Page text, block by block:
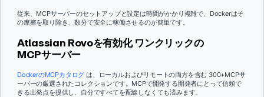
従来、MCPサーバーのセットアップと設定は時間がかかり複雑で、Dockerはそ
の摩擦を取り除き、数分で安全に稼働させるのが簡単です。
Atlassian Rovoを有効化 ワンクリックの
MCPサーバー
DockerのMCPカタログ は、ローカルおよびリモートの両方を含む 300+MCPサ
ーバーの厳選されたコレクションです。MCPで開発する開発者にとって信頼で
きる出発点を提供し、自分ですべてを配線しなくても済みます。